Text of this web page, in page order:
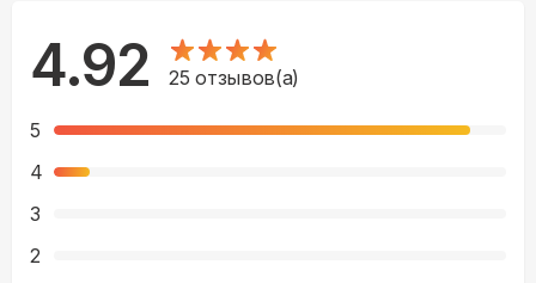
4.92 25 отзывов(а)
5
4
3
2